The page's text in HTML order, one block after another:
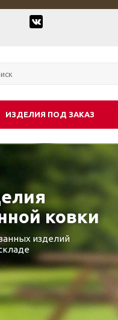
ИЗДЕЛИЯ ПОД ЗАКАЗ
ковки
изделий